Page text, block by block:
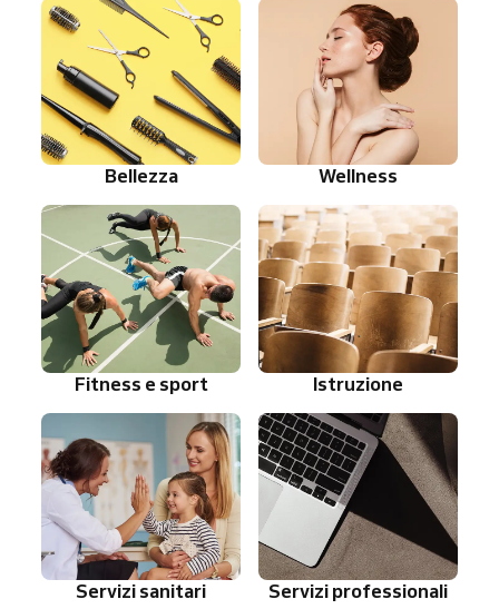
Bellezza Wellness
Fitness e sport Istruzione
Servizi sanitari Servizi professionali